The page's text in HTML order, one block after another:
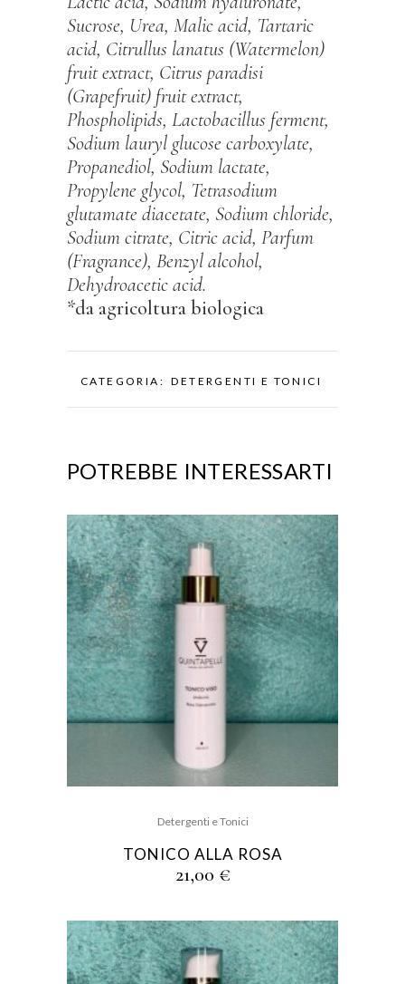
Sucrose, Urea, Malic acid, Tartaric
acid, Citrullus lanatus (Watermelon)
fruit extract, Citrus paradisi
(Grapefruit) fruit extract,
Phospholipids, Lactobacillus ferment,
Sodium lauryl glucose carboxylate,
Propanediol, Sodium lactate,
Propylene glycol, Tetrasodium
glutamate diacetate, Sodium chloride,
Sodium citrate, Citric acid, Parfum
(Fragrance), Benzyl alcohol,
Dehydroacetic acid.
*da agricoltura biologica
CATEGORIA: DETERGENTI E TONICI
POTREBBE INTERESSARTI
Detergenti e Tonici
TONICO ALLA ROSA
21,00 €